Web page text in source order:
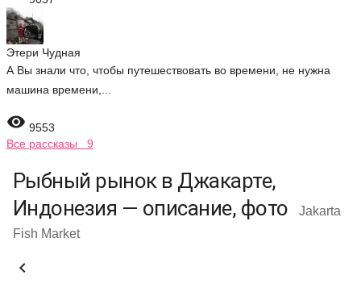
Этери Чудная
А Вы знали что, чтобы путешествовать во времени, не нужна
машина времени,...
 9553
Все рассказы 9
Рыбный рынок в Джакарте,
Индонезия — описание, фото
Jakarta
Fish Market
